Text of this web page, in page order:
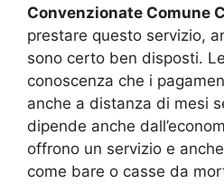
Convenzionate Comune
prestare questo servizio,
sono certo ben disposti.
conoscenza che i
anche a distanza di mesi
dipende anche
offrono un servizio e
come bare o casse da